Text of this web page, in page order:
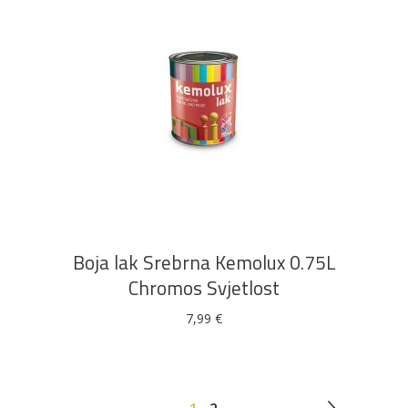
Boja lak Srebrna Kemolux 0.75L
Chromos Svjetlost
7,99 €